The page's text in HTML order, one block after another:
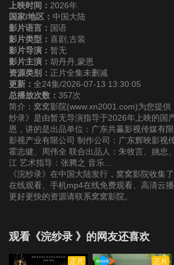
第13集
第16集
第19集 第20集
第22集 第23集
上映时间： 2026年
国家/地区： 中国大陆
影片语言： 国语
影片类型： 喜剧,古装
影片导演： 暂无
影片主演： 胡丹丹,蒙恩
资源类别： 正片全集未删减
更新： 全24集/2026-07-13 13:30:05
总播放次数： 357次
简介：窝窝影院(www.xn2001.com)为您提
纱录》是由暂无导演指导于2026年上映的国
恩，讲的是出品单位：广东共赢影视传媒有
影视产业有限公司 制作公司：广东辉映影视
霍志健、周伟全 联合出品人：朱牧言、姚忠
江 艺术指导：张腾之 音乐...
《浣纱录》在中国大陆发行，窝窝影院收集
在线观看、手机mp4在线免费观看、高清云
更好更快的资源请联系窝窝影院。
观看《浣纱录 》的网友还喜欢
正片 正片